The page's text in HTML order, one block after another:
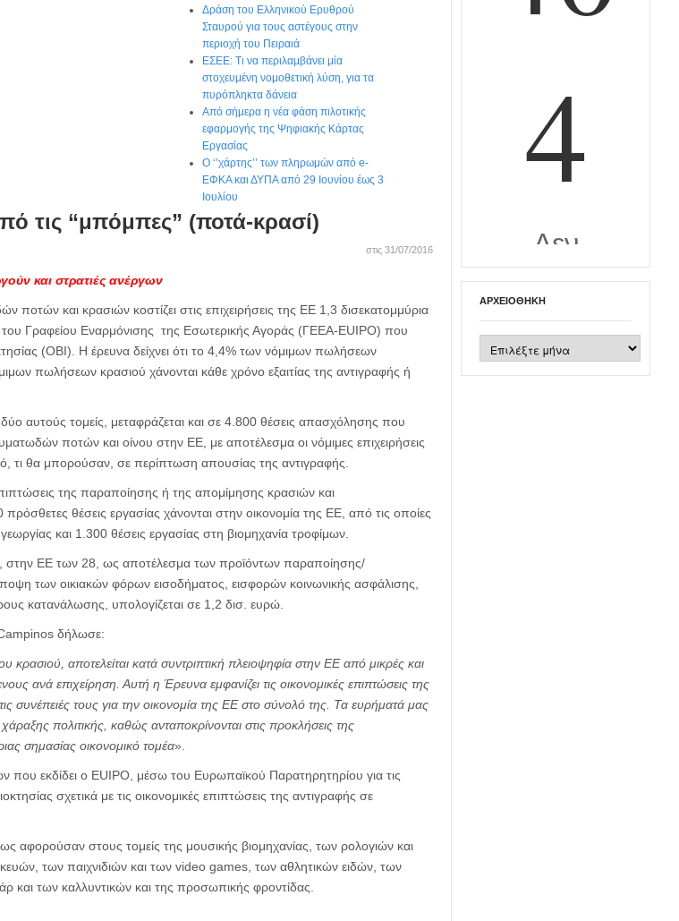
Δράση του Ελληνικού Ερυθρού
Σταυρού για τους αστέγους στην
περιοχή του Πειραιά
ΕΣΕΕ: Τι να περιλαμβάνει μία
στοχευμένη νομοθετική λύση, για τα
πυρόπληκτα δάνεια
Από σήμερα η νέα φάση πιλοτικής
εφαρμογής της Ψηφιακής Κάρτας
Εργασίας
Ο ‘’χάρτης’’ των πληρωμών από e-
ΕΦΚΑ και ΔΥΠΑ από 29 Ιουνίου έως 3
Ιουλίου
τις “μπόμπες” (ποτά-κρασί)
στις 31/07/2016
και στρατιές ανέργων
και κρασιών κοστίζει στις επιχειρήσεις της ΕΕ 1,3 δισεκατομμύρια
Γραφείου Εναρμόνισης της Εσωτερικής Αγοράς (ΓΕΕΑ-EUIPO) που
(ΟΒΙ). Η έρευνα δείχνει ότι το 4,4% των νόμιμων πωλήσεων
πωλήσεων κρασιού χάνονται κάθε χρόνο εξαιτίας της αντιγραφής ή
αυτούς τομείς, μεταφράζεται και σε 4.800 θέσεις απασχόλησης που
ποτών και οίνου στην ΕΕ, με αποτέλεσμα οι νόμιμες επιχειρήσεις
τι θα μπορούσαν, σε περίπτωση απουσίας της αντιγραφής.
της παραποίησης ή της απομίμησης κρασιών και
θέσεις εργασίας χάνονται στην οικονομία της ΕΕ, από τις οποίες
και 1.300 θέσεις εργασίας στη βιομηχανία τροφίμων.
στην ΕΕ των 28, ως αποτέλεσμα των προϊόντων παραποίησης/
των οικιακών φόρων εισοδήματος, εισφορών κοινωνικής ασφάλισης,
κατανάλωσης, υπολογίζεται σε 1,2 δισ. ευρώ.
δήλωσε:
αποτελείται κατά συντριπτική πλειοψηφία στην ΕΕ από μικρές και
ανά επιχείρηση. Αυτή η Έρευνα εμφανίζει τις οικονομικές επιπτώσεις της
συνέπειές τους για την οικονομία της ΕΕ στο σύνολό της. Τα ευρήματά μας
πολιτικής, καθώς ανταποκρίνονται στις προκλήσεις της
σημασίας οικονομικό τομέα».
που εκδίδει ο EUIPO, μέσω του Ευρωπαϊκού Παρατηρητηρίου για τις
σχετικά με τις οικονομικές επιπτώσεις της αντιγραφής σε
αφορούσαν στους τομείς της μουσικής βιομηχανίας, των ρολογιών και
των παιχνιδιών και των video games, των αθλητικών ειδών, των
των καλλυντικών και της προσωπικής φροντίδας.
ΑΡΧΕΙΟΘΉΚΗ